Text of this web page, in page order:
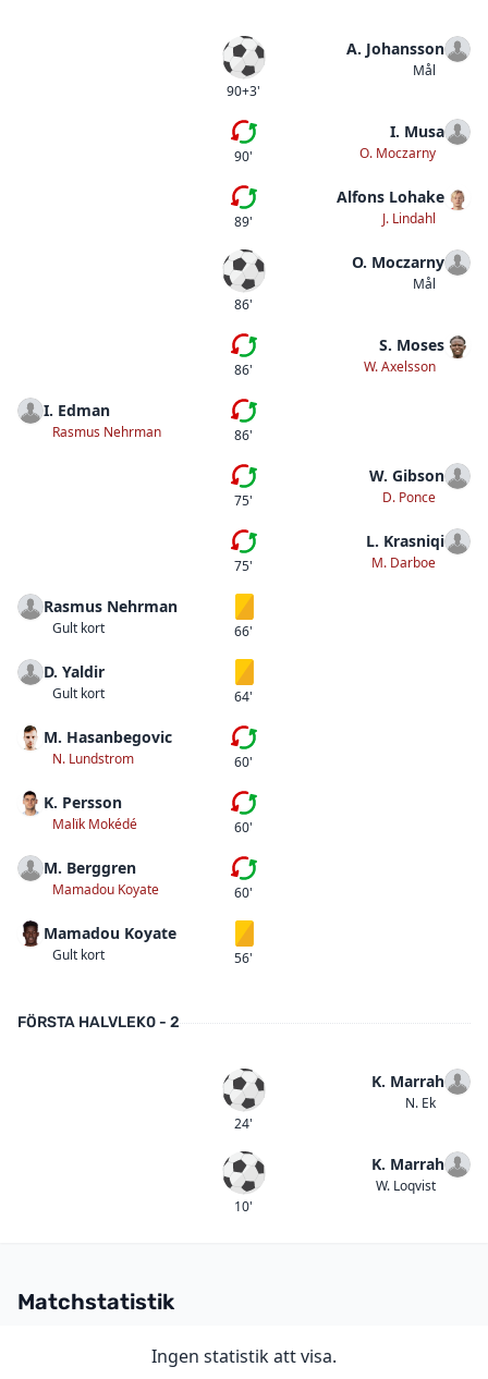
Mål
90+3'
A. Johansson
Mål
Femte bytet
90'
I. Musa
O. Moczarny
Fjärde bytet
89'
Alfons Lohake
J. Lindahl
Mål
86'
O. Moczarny
Mål
Tredje bytet
86'
S. Moses
W. Axelsson
I. Edman
Rasmus Nehrman
Fjärde bytet
86'
Andra bytet
75'
W. Gibson
D. Ponce
Första bytet
75'
L. Krasniqi
M. Darboe
Rasmus Nehrman
Gult kort
Gult kort
66'
D. Yaldir
Gult kort
Gult kort
64'
M. Hasanbegovic
N. Lundstrom
Tredje bytet
60'
K. Persson
Malïk Mokédé
Andra bytet
60'
M. Berggren
Mamadou Koyate
Första bytet
60'
Mamadou Koyate
Gult kort
Gult kort
56'
FÖRSTA HALVLEK0 - 2
Mål
24'
K. Marrah
N. Ek
Mål
10'
K. Marrah
W. Loqvist
Matchstatistik
Ingen statistik att visa.